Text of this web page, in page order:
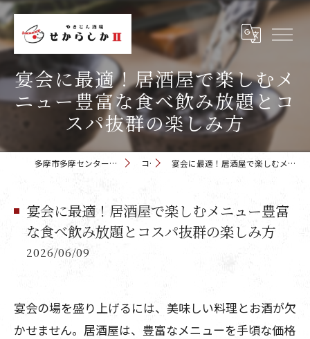
宴会に最適！居酒屋で楽しむメ
ニュー豊富な食べ飲み放題とコ
スパ抜群の楽しみ方
多摩市多摩センターの居酒屋 せからしか 多摩センター店 コラム 宴会に最適！居酒屋で楽しむメニュー豊富な食べ飲み放題とコスパ抜群の楽しみ方
宴会に最適！居酒屋で楽しむメニュー豊富
な食べ飲み放題とコスパ抜群の楽しみ方
2026/06/09
宴会の場を盛り上げるには、美味しい料理とお酒が欠
かせません。居酒屋は、豊富なメニューを手頃な価格